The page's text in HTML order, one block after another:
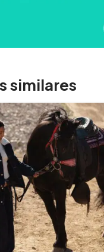
similares